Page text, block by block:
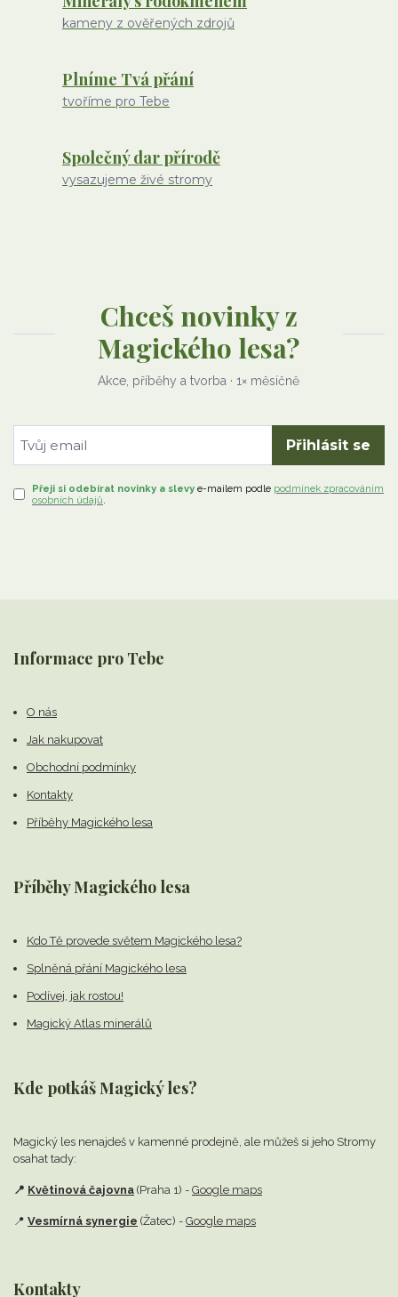
kameny z ověřených zdrojů
Plníme Tvá přání
tvoříme pro Tebe
Společný dar přírodě
vysazujeme živé stromy
Chceš novinky z
Magického lesa?
Akce, příběhy a tvorba · 1× měsíčně
Přihlásit se
Přeji si odebírat novinky a slevy e-mailem podle podmínek zpracováním
osobních údajů.
Informace pro Tebe
O nás
Jak nakupovat
Obchodní podmínky
Kontakty
Příběhy Magického lesa
Příběhy Magického lesa
Kdo Tě provede světem Magického lesa?
Splněná přání Magického lesa
Podívej, jak rostou!
Magický Atlas minerálů
Kde potkáš Magický les?
Magický les nenajdeš v kamenné prodejně, ale můžeš si jeho Stromy
osahat tady:
📍 Květinová čajovna (Praha 1) - Google maps
📍 Vesmírná synergie (Žatec) - Google maps
Kontakty